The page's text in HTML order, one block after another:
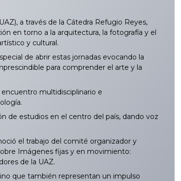
a través de la Cátedra Refugio Reyes,
en torno a la arquitectura, la fotografía y el
y cultural.
de abrir estas jornadas evocando la
para comprender el arte y la
multidisciplinario e
de estudios en el centro del país, dando voz
el trabajo del comité organizador y
Imágenes fijas y en movimiento:
de la UAZ.
que también representan un impulso